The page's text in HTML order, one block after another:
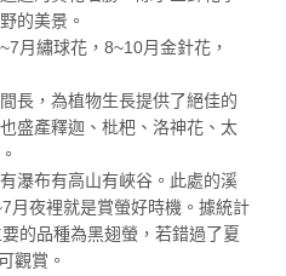
的美景。
月繡球花，8~10月金針花，
長，為植物生長提供了絕佳的
盛產釋迦、枇杷、洛神花、太
瀑布有高山有峽谷。此處的溪
月夜裡就是賞螢好時機。據統計
的品種為黑翅螢，若錯過了夏
觀賞。